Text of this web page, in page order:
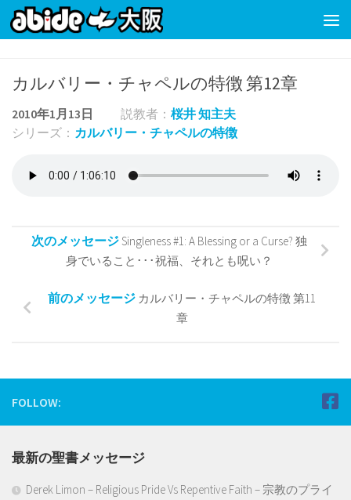
コンテンツの下
カルバリー・チャペルの特徴 第12章
2010年1月13日 説教者： 桜井 知主夫
シリーズ： カルバリー・チャペルの特徴
次のメッセージSingleness #1: A Blessing or a Curse? 独
身でいること･･･祝福、それとも呪い？
前のメッセージ カルバリー・チャペルの特徴 第11
章
FOLLOW:
最新の聖書メッセージ
Derek Limon – Religious Pride Vs Repentive Faith – 宗教のプライ